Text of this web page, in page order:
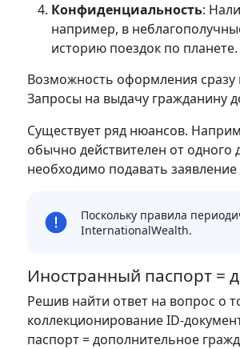
Конфиденциальность:
например, в
историю поездок по планете.
Возможность оформления сразу
Запросы на выдачу гражданину
Существует ряд нюансов.
обычно действителен от одного
необходимо подавать
Поскольку правила
InternationalWealth.
Иностранный паспорт =
Решив найти ответ на вопрос о
коллекционирование ID-
паспорт = дополнительное